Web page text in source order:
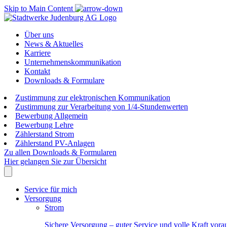
Skip to Main Content
Über uns
News & Aktuelles
Karriere
Unternehmenskommunikation
Kontakt
Downloads & Formulare
Zustimmung zur elektronischen Kommunikation
Zustimmung zur Verarbeitung von 1/4-Stundenwerten
Bewerbung Allgemein
Bewerbung Lehre
Zählerstand Strom
Zählerstand PV-Anlagen
Zu allen Downloads & Formularen
Hier gelangen Sie zur Übersicht
Service für mich
Versorgung
Strom
Sichere Versorgung – guter Service und volle Kraft